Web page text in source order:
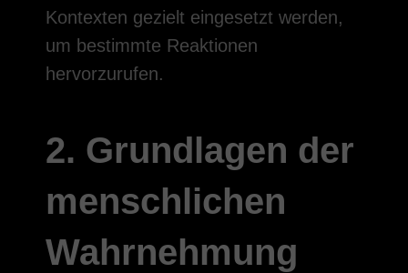
Kontexten gezielt eingesetzt werden,
um bestimmte Reaktionen
hervorzurufen.
2. Grundlagen der
menschlichen
Wahrnehmung